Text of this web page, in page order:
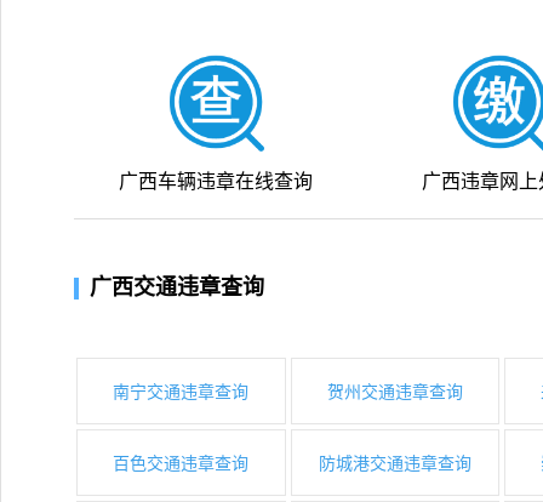
广西车辆违章在线查询 广西违章网上
广西交通违章查询
南宁交通违章查询 贺州交通违章查询
百色交通违章查询 防城港交通违章查询